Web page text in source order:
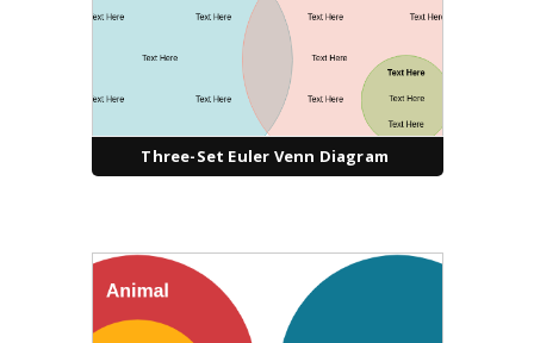
Three-Set Euler Venn Diagram